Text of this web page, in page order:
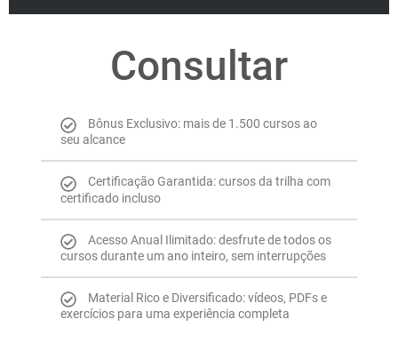
Consultar
Bônus Exclusivo: mais de 1.500 cursos ao
seu alcance
Certificação Garantida: cursos da trilha com
certificado incluso
Acesso Anual Ilimitado: desfrute de todos os
cursos durante um ano inteiro, sem interrupções
Material Rico e Diversificado: vídeos, PDFs e
exercícios para uma experiência completa